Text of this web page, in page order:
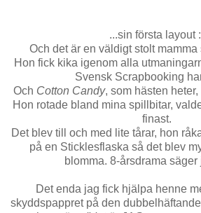
...sin första layout
Och det är en väldigt stolt mamma
Hon fick kika igenom alla
Svensk Scrapbooking
Och Cotton Candy, som hästen
Hon rotade bland mina spillbitar,
finast.
Det blev till och med lite tårar, hon
på en Sticklesflaska så det blev
blomma. 8-årsdrama säger
Det enda jag fick hjälpa henne
skyddspappret på den